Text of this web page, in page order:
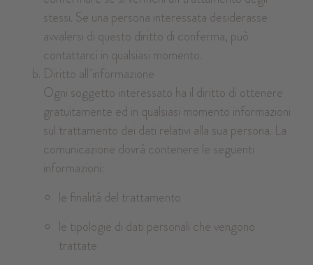
stessi. Se una persona interessata desiderasse
avvalersi di questo diritto di conferma, può
contattarci in qualsiasi momento.
Diritto all´informazione
Ogni soggetto interessato ha il diritto di ottenere
gratuitamente ed in qualsiasi momento informazioni
sul trattamento dei dati relativi alla sua persona. La
comunicazione dovrá contenere le seguenti
informazioni:
le finalitá del trattamento
le tipologie di dati personali che vengono
trattate